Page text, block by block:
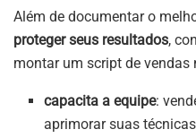
Além de documentar o
proteger seus resultados,
montar um script de vendas
capacita a equipe:
aprimorar suas